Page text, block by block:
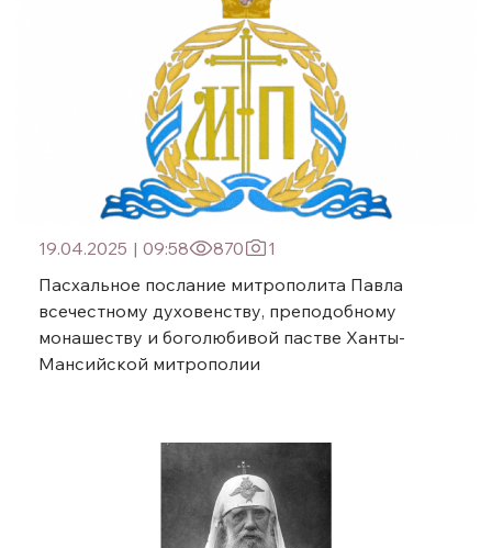
19.04.2025 | 09:58 870
1
Пасхальное послание митрополита Павла
всечестному духовенству, преподобному
монашеству и боголюбивой пастве Ханты-
Мансийской митрополии